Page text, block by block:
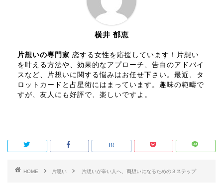
横井 郁恵
片想いの専門家 恋する女性を応援しています！片想い
を叶える方法や、効果的なアプローチ、告白のアドバイ
スなど、片想いに関する悩みはお任せ下さい。最近、タ
ロットカードと占星術にはまっています。趣味の範疇で
すが、友人にも好評で、楽しいですよ。
HOME 片思い 片想いが辛い人へ、両想いになるための３ステップ